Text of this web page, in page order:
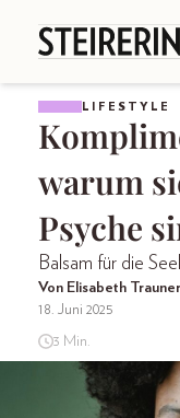
LIFESTYLE
warum
Psyche
Balsam für die
Von Elisabeth Trauner
18. Juni 2025
3 Min.